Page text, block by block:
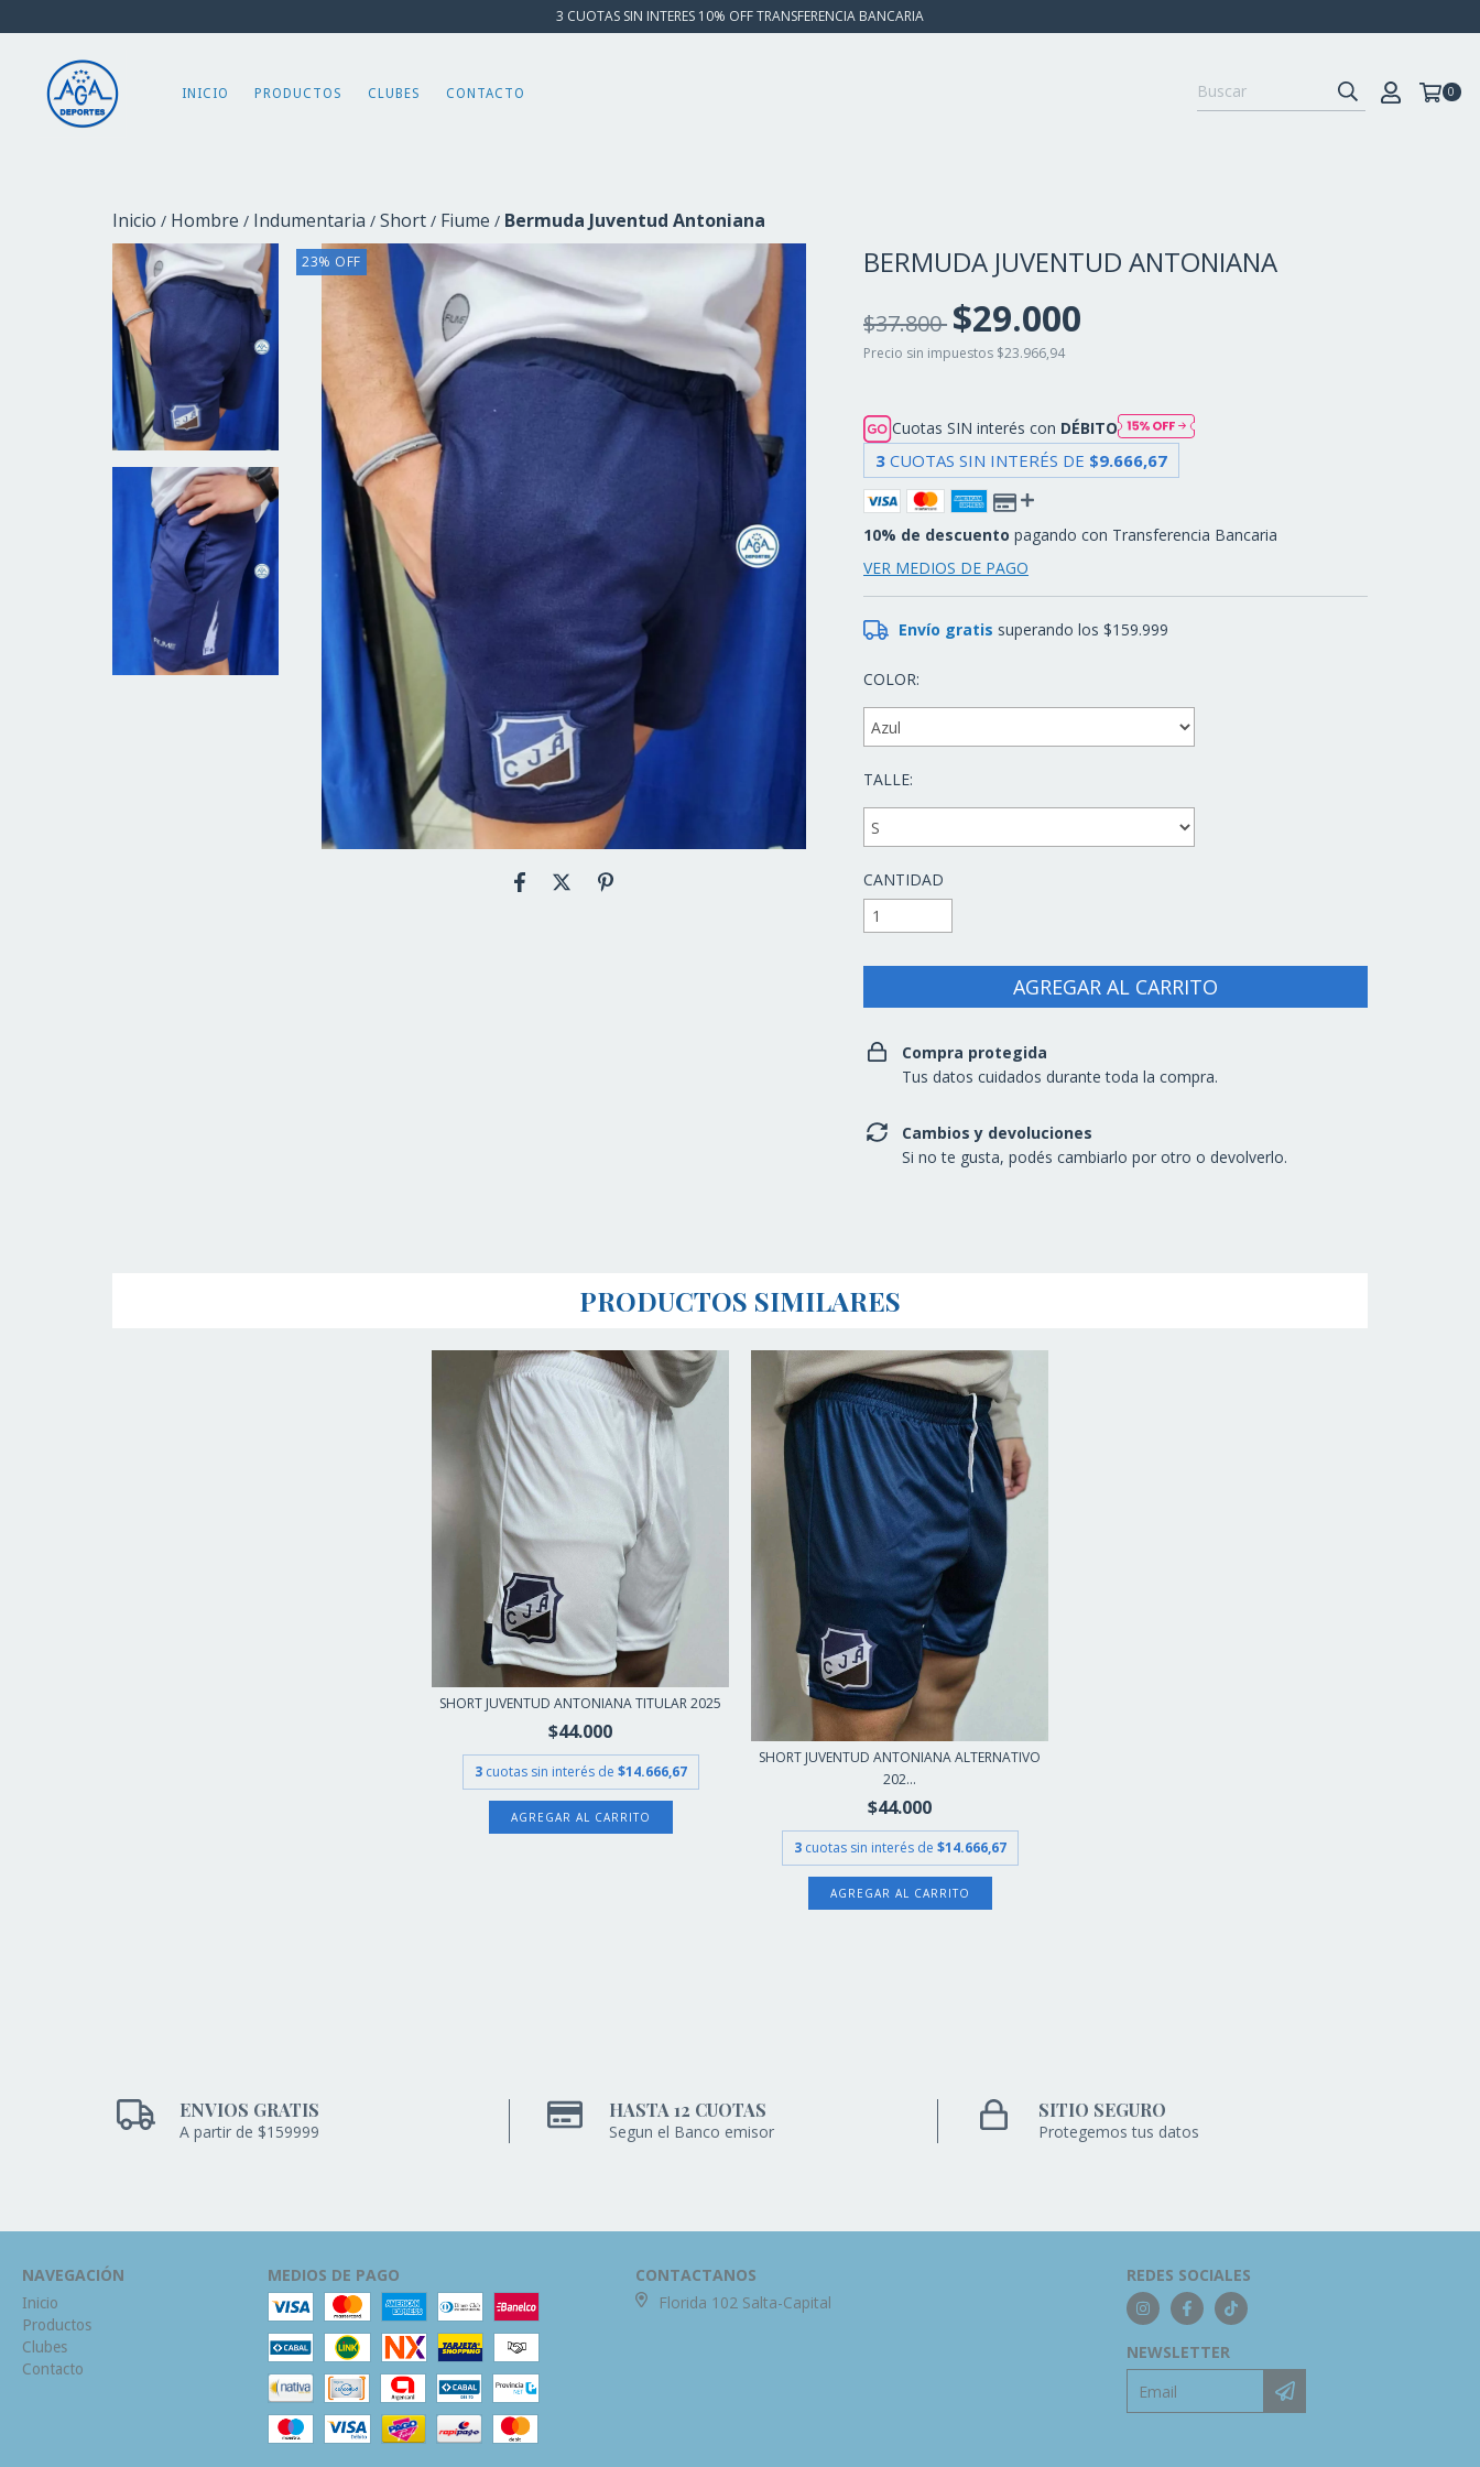
3 CUOTAS SIN INTERES 10% OFF TRANSFERENCIA BANCARIA
INICIO PRODUCTOS CLUBES CONTACTO 0
Inicio / Hombre / Indumentaria / Short / Fiume / Bermuda Juventud Antoniana
23% OFF BERMUDA JUVENTUD ANTONIANA
$37.800 $29.000
Precio sin impuestos $23.966,94
Cuotas SIN interés con DÉBITO
3 CUOTAS SIN INTERÉS DE $9.666,67
10% de descuento pagando con Transferencia Bancaria
VER MEDIOS DE PAGO
Envío gratis superando los$159.999
COLOR:
TALLE:
CANTIDAD
Compra protegida
Tus datos cuidados durante toda la compra.
Cambios y devoluciones
Si no te gusta, podés cambiarlo por otro o devolverlo.
PRODUCTOS SIMILARES
SHORT JUVENTUD ANTONIANA TITULAR 2025
$44.000
3 cuotas sin interés de $14.666,67
AGREGAR AL CARRITO
SHORT JUVENTUD ANTONIANA ALTERNATIVO
202...
$44.000
3 cuotas sin interés de $14.666,67
AGREGAR AL CARRITO
ENVIOS GRATIS
A partir de $159999
HASTA 12 CUOTAS
Segun el Banco emisor
SITIO SEGURO
Protegemos tus datos
NAVEGACIÓN
Inicio
Productos
Clubes
Contacto
MEDIOS DE PAGO
CONTACTANOS
Florida 102 Salta-Capital
REDES SOCIALES
NEWSLETTER